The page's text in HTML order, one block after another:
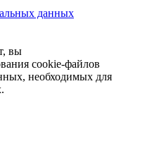
данных
вы
cookie-файлов
необходимых для